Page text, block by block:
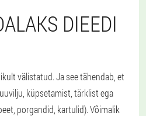
DIEEDI
välistatud. Ja see tähendab, et
küpsetamist, tärklist ega
porgandid, kartulid). Võimalik